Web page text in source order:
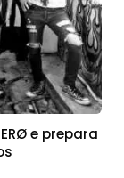
e prepara